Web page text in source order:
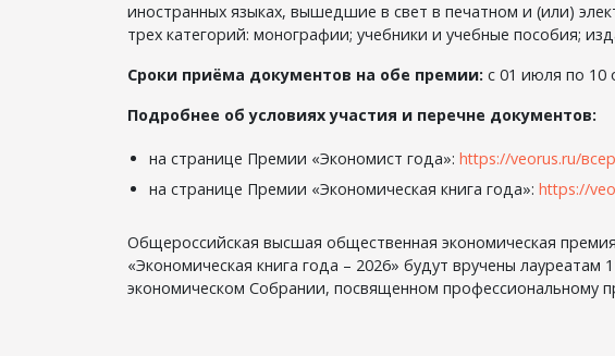
иностранных языках, вышедшие в свет в печатном и (или)
трех категорий: монографии; учебники и учебные пособия;
Сроки приёма документов на обе премии: с 01 июля по 10
Подробнее об условиях участия и перечне документов:
на странице Премии «Экономист года»: https://veorus.ru/
на странице Премии «Экономическая книга года»: https://
Общероссийская высшая общественная экономическая
«Экономическая книга года – 2026» будут вручены
экономическом Собрании, посвященном профессиональному